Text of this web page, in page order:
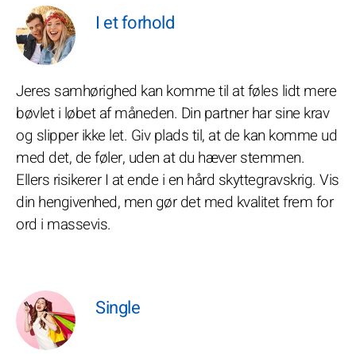
I et forhold
Jeres samhørighed kan komme til at føles lidt mere
bøvlet i løbet af måneden. Din partner har sine krav
og slipper ikke let. Giv plads til, at de kan komme ud
med det, de føler, uden at du hæver stemmen.
Ellers risikerer I at ende i en hård skyttegravskrig. Vis
din hengivenhed, men gør det med kvalitet frem for
ord i massevis.
Single